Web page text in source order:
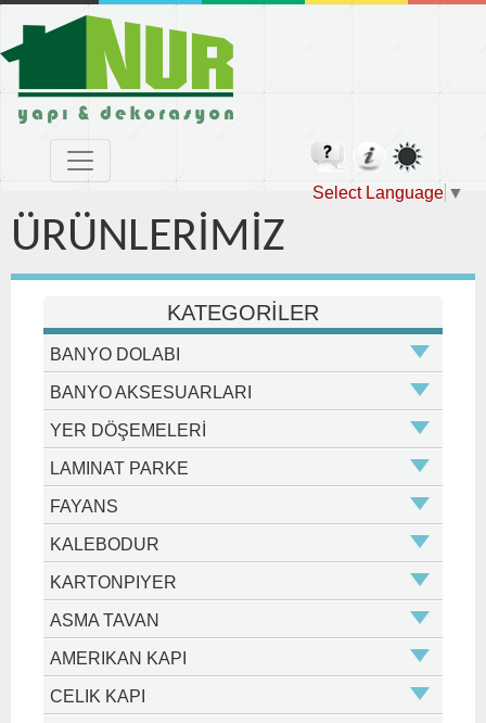
Select Language ▼
ÜRÜNLERİMİZ
KATEGORİLER
BANYO DOLABI
BANYO AKSESUARLARI
YER DÖŞEMELERİ
LAMINAT PARKE
FAYANS
KALEBODUR
KARTONPIYER
ASMA TAVAN
AMERIKAN KAPI
CELIK KAPI